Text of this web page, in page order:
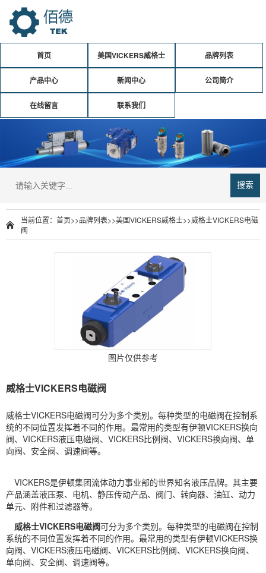
首页 美国VICKERS威格士 品牌列表
产品中心 新闻中心 公司简介
在线留言 联系我们
搜索
当前位置： 首页>>品牌列表>>美国VICKERS威格士>>威格士VICKERS电磁
阀
图片仅供参考
威格士VICKERS电磁阀
威格士VICKERS电磁阀可分为多个类别。每种类型的电磁阀在控制系
统的不同位置发挥着不同的作用。最常用的类型有伊顿VICKERS换向
阀、VICKERS液压电磁阀、VICKERS比例阀、VICKERS换向阀、单
向阀、安全阀、调速阀等。
VICKERS是伊顿集团流体动力事业部的世界知名液压品牌。其主要
产品涵盖液压泵、电机、静压传动产品、阀门、转向器、油缸、动力
单元、附件和过滤器等。
威格士VICKERS电磁阀可分为多个类别。每种类型的电磁阀在控制
系统的不同位置发挥着不同的作用。最常用的类型有伊顿VICKERS换
向阀、VICKERS液压电磁阀、VICKERS比例阀、VICKERS换向阀、
单向阀、安全阀、调速阀等。